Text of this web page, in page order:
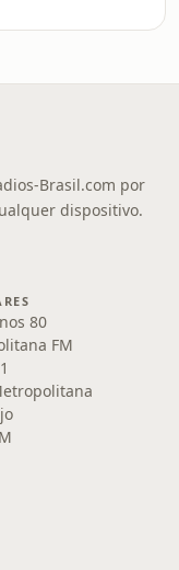
Brasil.com por
dispositivo.
80
FM